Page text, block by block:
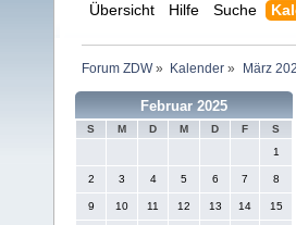
Übersicht Hilfe Suche
Forum ZDW» Kalender » März
Februar 2025
S M D M D F
S
1
2 3 4 5 6 7 8
9 10 11 12 13 14 15